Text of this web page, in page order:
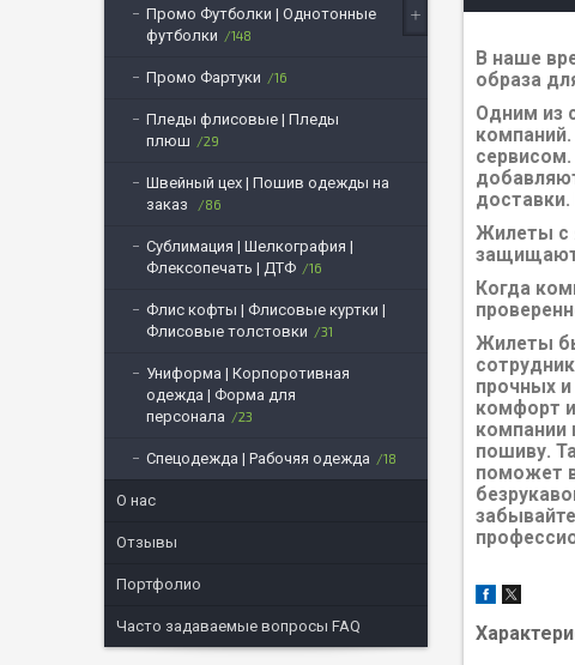
В наше
образа
Одним из
Жилеты с
защищают
Когда
Жилеты
прочных
комфорт
компании
пошиву.
поможет
Промо Футболки | Однотонные
футболки
148
Промо Фартуки 16
Пледы флисовые | Пледы
плюш
29
Швейный цех | Пошив одежды на
заказ
86
Сублимация | Шелкография |
Флексопечать | ДТФ
16
Флис кофты | Флисовые куртки |
Флисовые толстовки
31
Униформа | Корпоротивная
одежда | Форма для
персонала
23
Спецодежда | Рабочяя одежда 18
О нас
Отзывы
Портфолио
Часто задаваемые вопросы FAQ